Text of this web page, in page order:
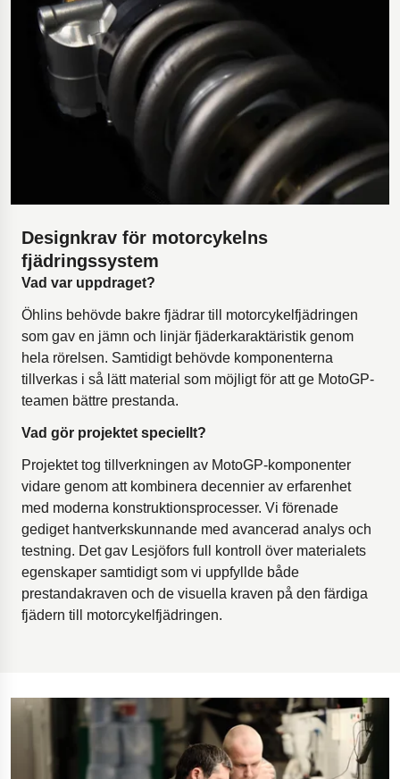
Designkrav för motorcykelns
fjädringssystem
Vad var uppdraget?
Öhlins behövde bakre fjädrar till motorcykelfjädringen
som gav en jämn och linjär fjäderkaraktäristik genom
hela rörelsen. Samtidigt behövde komponenterna
tillverkas i så lätt material som möjligt för att ge MotoGP-
teamen bättre prestanda.
Vad gör projektet speciellt?
Projektet tog tillverkningen av MotoGP-komponenter
vidare genom att kombinera decennier av erfarenhet
med moderna konstruktionsprocesser. Vi förenade
gediget hantverkskunnande med avancerad analys och
testning. Det gav Lesjöfors full kontroll över materialets
egenskaper samtidigt som vi uppfyllde både
prestandakraven och de visuella kraven på den färdiga
fjädern till motorcykelfjädringen.